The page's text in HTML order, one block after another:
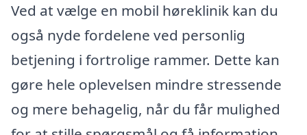
Ved at vælge en mobil høreklinik kan du
også nyde fordelene ved personlig
betjening i fortrolige rammer. Dette kan
gøre hele oplevelsen mindre stressende
og mere behagelig, når du får mulighed